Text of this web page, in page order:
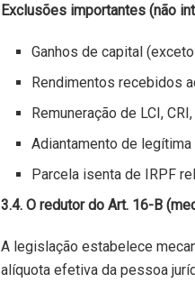
Exclusões importantes (não
Ganhos de capital
Rendimentos recebidos
Remuneração de LCI,
Adiantamento de legítima
Parcela isenta de IRPF
3.4. O redutor do Art. 16-B
A legislação estabelece
alíquota efetiva da pessoa